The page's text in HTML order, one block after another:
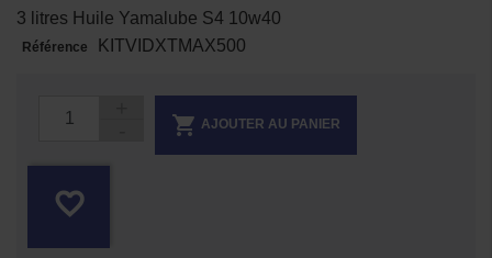
3 litres Huile Yamalube S4 10w40
Référence KITVIDXTMAX500
 AJOUTER AU PANIER
favorite_border